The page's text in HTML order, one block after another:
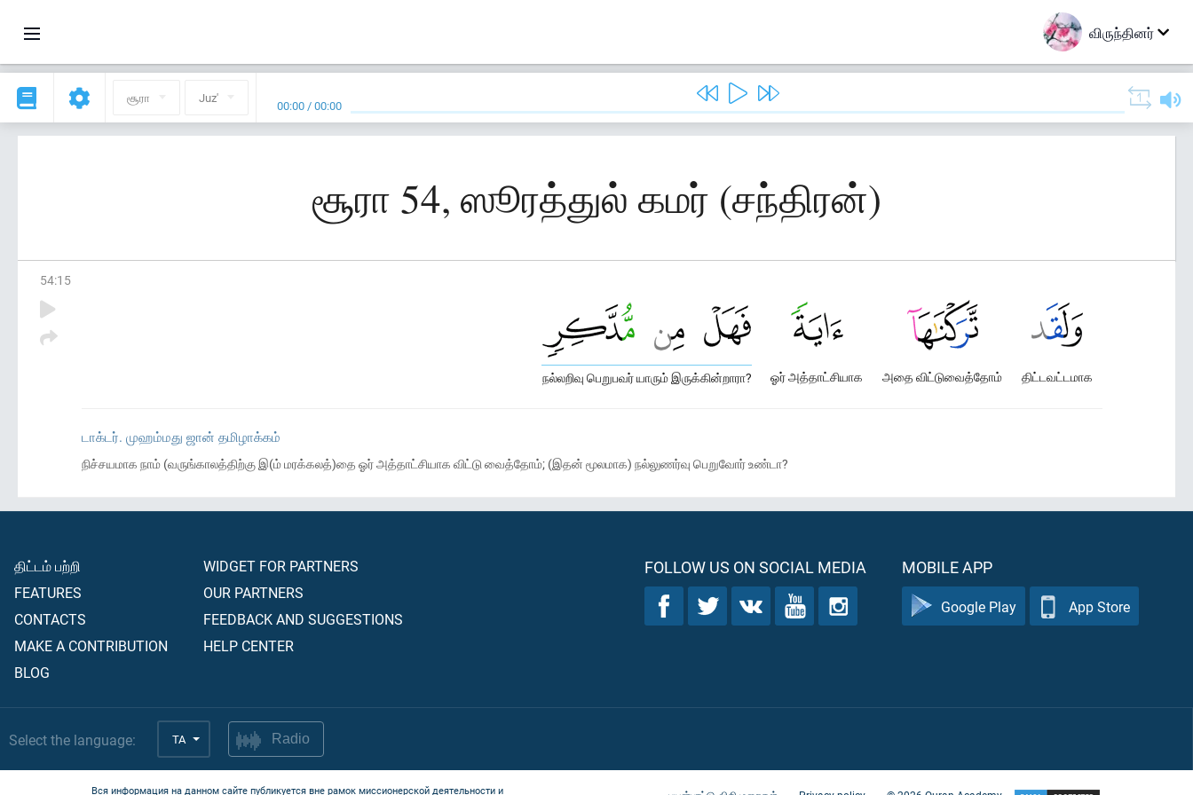
விருந்தினர்
சூரா Juz' 00:00 /00:00
சூரா 54, ஸூரத்துல் கமர் (சந்திரன்)
54:15
திட்டவட்டமாக
அதை விட்டுவைத்தோம்
ஓர் அத்தாட்சியாக
நல்லறிவு பெறுபவர் யாரும் இருக்கின்றாரா?
டாக்டர். முஹம்மது ஜான் தமிழாக்கம்
நிச்சயமாக நாம் (வருங்காலத்திற்கு இ(ம் மரக்கலத்)தை ஓர் அத்தாட்சியாக விட்டு வைத்தோம்; (இதன் மூலமாக) நல்லுணர்வு பெறுவோர் உண்டா?
திட்டம் பற்றி
FEATURES
CONTACTS
MAKE A CONTRIBUTION
BLOG
WIDGET FOR PARTNERS
OUR PARTNERS
FEEDBACK AND SUGGESTIONS
HELP CENTER
FOLLOW US ON SOCIAL MEDIA MOBILE APP
Google Play App Store
Select the language: TA Radio
Вся информация на данном сайте публикуется вне рамок миссионерской деятельности и